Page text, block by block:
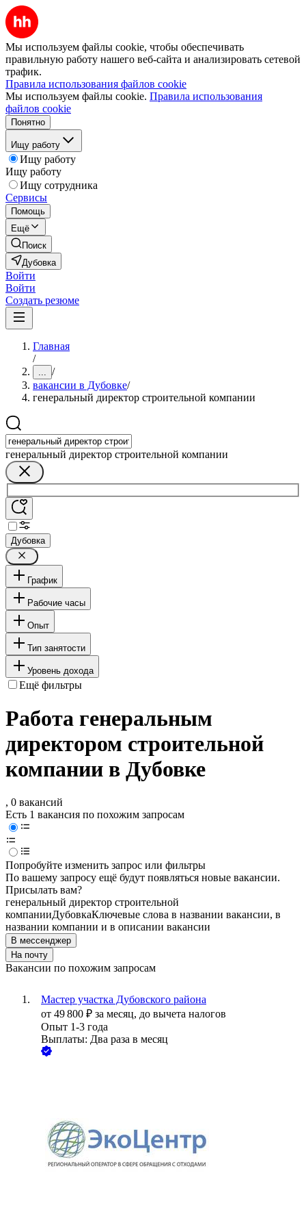
Мы используем файлы cookie, чтобы обеспечивать
правильную работу нашего веб-сайта и анализировать сетевой
трафик.
Правила использования файлов cookie
Мы используем файлы cookie. Правила использования
файлов cookie
Понятно
Ищу работу
Ищу работу
Ищу работу
Ищу сотрудника
Сервисы
Помощь
Ещё
Поиск
Дубовка
Войти
Войти
Создать резюме
Главная
/
... /
вакансии в Дубовке/
генеральный директор строительной компании
генеральный директор строительной компании
Дубовка
График
Рабочие часы
Опыт
Тип занятости
Уровень дохода
Ещё фильтры
Работа генеральным
директором строительной
компании в Дубовке
, 0 вакансий
Есть 1 вакансия по похожим запросам
Попробуйте изменить запрос или фильтры
По вашему запросу ещё будут появляться новые вакансии.
Присылать вам?
генеральный директор строительной
компанииДубовкаКлючевые слова в названии вакансии, в
названии компании и в описании вакансии
В мессенджер
На почту
Вакансии по похожим запросам
Мастер участка Дубовского района
от 49 800 ₽ за месяц, до вычета налогов
Опыт 1-3 года
Выплаты: Два раза в месяц